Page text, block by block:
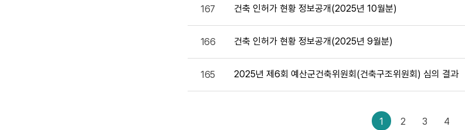
167 건축 인허가 현황 정보공개(2025년 10월분)
166 건축 인허가 현황 정보공개(2025년 9월분)
165 2025년 제6회 예산군건축위원회(건축구조위원회) 심의 결과
1 2 3 4